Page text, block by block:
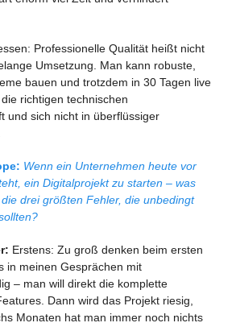
Professionelle Qualität heißt nicht
Umsetzung. Man kann robuste,
bauen und trotzdem in 30 Tagen live
richtigen technischen
und sich nicht in überflüssiger
Wenn ein Unternehmen heute vor
ein Digitalprojekt zu starten – was
drei größten Fehler, die unbedingt
Erstens: Zu groß denken beim ersten
in meinen Gesprächen mit
– man will direkt die komplette
Dann wird das Projekt riesig,
Monaten hat man immer noch nichts